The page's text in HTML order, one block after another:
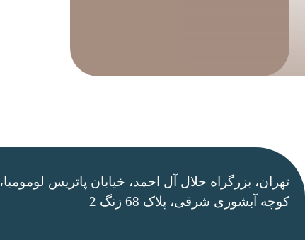
تهران، بزرگراه جلال آل احمد، خیابان پاتریس لومومبا،
کوچه آبشوری شرقی، پلاک 68 زنگ 2